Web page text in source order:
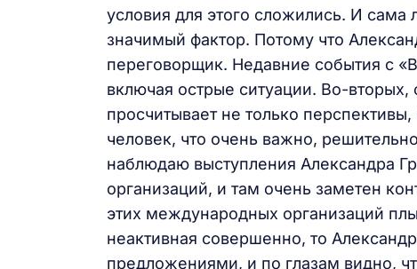
условия для этого сложились. И сама
значимый фактор. Потому что
переговорщик. Недавние события с
включая острые ситуации. Во-вторых,
просчитывает не только
человек, что очень важно,
наблюдаю выступления Александра
организаций, и там очень заметен
этих международных организаций
неактивная совершенно, то
предложениями, и по глазам видно,